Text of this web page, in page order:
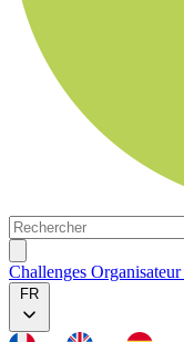
Rechercher
Challenges Organisateur
FR